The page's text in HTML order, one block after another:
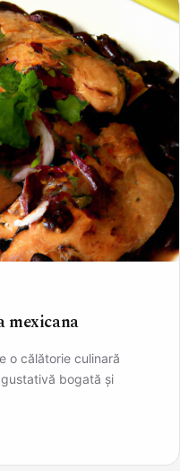
mexicana
o călătorie culinară
bogată și